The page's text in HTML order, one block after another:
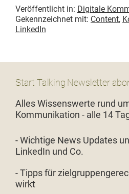
machen kön­nt
#cbb19
Veröffentlicht in: Digitale
Gekennzeichnet mit: Content,
LinkedIn
Start Talking Newsletter
Alles Wissenswerte rund
Kommunikation - alle 14
- Wichtige News Updates
LinkedIn und Co.
- Tipps für
wirkt